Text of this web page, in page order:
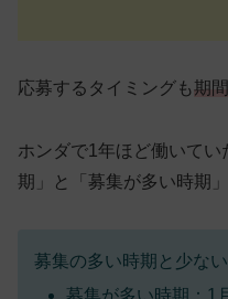
応募するタイミングも期
ホンダで1年ほど働いて
期」と「募集が多い時期
募集の多い時期と少な
募集が多い時期：1